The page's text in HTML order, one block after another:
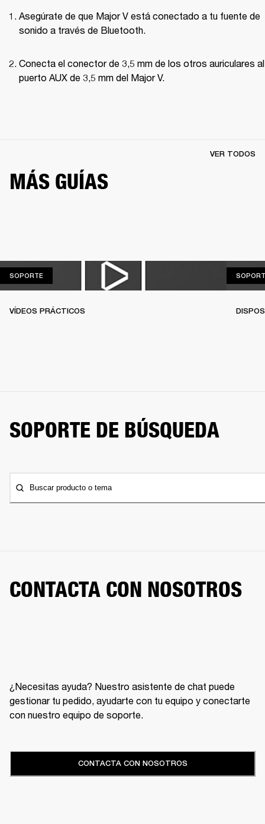
Asegúrate de que Major V está conectado a tu fuente de
sonido a través de Bluetooth.
Conecta el conector de 3,5 mm de los otros auriculares al
puerto AUX de 3,5 mm del Major V.
MÁS GUÍAS
VER TODOS
SOPORTESOPORTE
VÍDEOS PRÁCTICOS
SOPORTE DE BÚSQUEDA
Buscar producto o tema
CONTACTA CON NOSOTROS
¿Necesitas ayuda? Nuestro asistente de chat puede
gestionar tu pedido, ayudarte con tu equipo y conectarte
con nuestro equipo de soporte.
CONTACTA CON NOSOTROS